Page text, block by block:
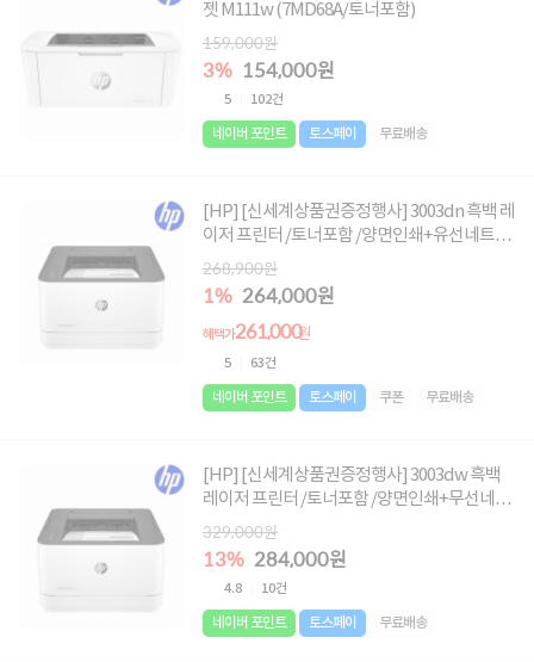
젯 M111w (7MD68A/토너포함)
159,000원
3% 154,000원
5 102건
네이버 포인트 토스페이 무료배송
[HP] [신세계상품권증정행사] 3003dn 흑백 레
이저 프린터 /토너포함 /양면인쇄+유선네트워
크
268,900원
1% 264,000원
혜택가261,000원
5 63건
네이버 포인트 토스페이 쿠폰 무료배송
[HP] [신세계상품권증정행사] 3003dw 흑백
레이저 프린터 /토너포함 /양면인쇄+무선네트
워크
329,000원
13% 284,000원
4.8 10건
네이버 포인트 토스페이 무료배송